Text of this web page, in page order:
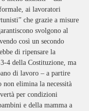
ai lavoratori
che grazie a misure
svolgono al
così un secondo
di ripensare la
4 della Costituzione, ma
di lavoro – a partire
non elimina la necessità
per condizioni
e della mamma a